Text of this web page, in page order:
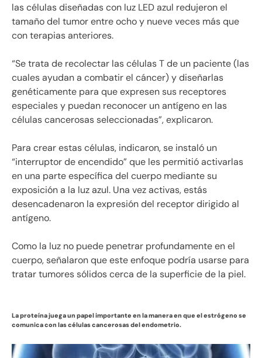
las células diseñadas con luz LED azul redujeron el
tamaño del tumor entre ocho y nueve veces más que
con terapias anteriores.
“Se trata de recolectar las células T de un paciente (las
cuales ayudan a combatir el cáncer) y diseñarlas
genéticamente para que expresen sus receptores
especiales y puedan reconocer un antígeno en las
células cancerosas seleccionadas”, explicaron.
Para crear estas células, indicaron, se instaló un
“interruptor de encendido” que les permitió activarlas
en una parte específica del cuerpo mediante su
exposición a la luz azul. Una vez activas, estás
desencadenaron la expresión del receptor dirigido al
antígeno.
Como la luz no puede penetrar profundamente en el
cuerpo, señalaron que este enfoque podría usarse para
tratar tumores sólidos cerca de la superficie de la piel.
La proteína juega un papel importante en la manera en que el estrógeno se
comunica con las células cancerosas del endometrio.